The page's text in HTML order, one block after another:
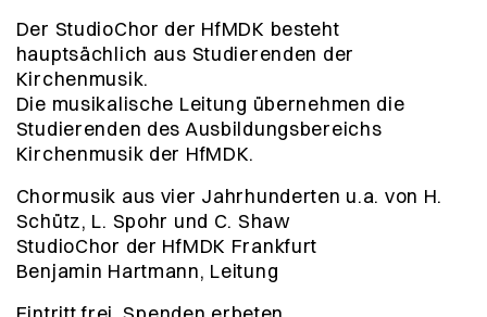
Der StudioChor der HfMDK besteht
hauptsächlich aus Studierenden der
Kirchenmusik.
Die musikalische Leitung übernehmen die
Studierenden des Ausbildungsbereichs
Kirchenmusik der HfMDK.
Chormusik aus vier Jahrhunderten u.a. von H.
Schütz, L. Spohr und C. Shaw
StudioChor der HfMDK Frankfurt
Benjamin Hartmann, Leitung